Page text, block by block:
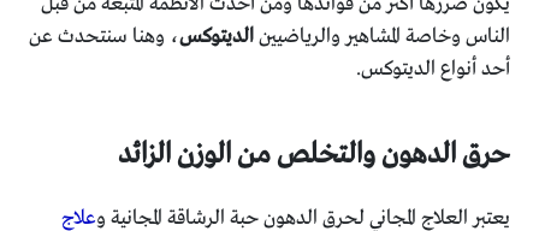
الناس وخاصة المشاهير والرياضيينالديتوكس، وهنا سنتحدث عن
أحد أنواع الديتوكس.
حرق الدهون والتخلص من الوزن الزائد
يعتبر العلاج المجاني لحرق الدهون حبة الرشاقة المجانية وعلاج